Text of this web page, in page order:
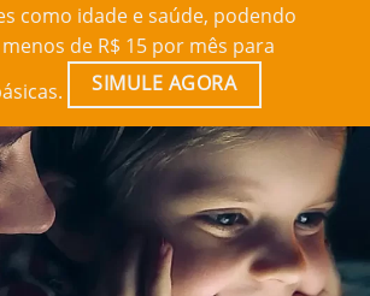
como idade e saúde, podendo
de R$ 15 por mês para
SIMULE AGORA